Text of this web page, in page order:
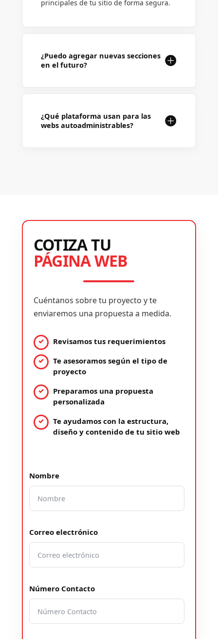
principales de tu sitio de forma segura.
¿Puedo agregar nuevas secciones
en el futuro?
¿Qué plataforma usan para las
webs autoadministrables?
COTIZA TU
PÁGINA WEB
Cuéntanos sobre tu proyecto y te
enviaremos una propuesta a medida.
Revisamos tus requerimientos
Te asesoramos según el tipo de
proyecto
Preparamos una propuesta
personalizada
Te ayudamos con la estructura,
diseño y contenido de tu sitio web
Nombre
Correo electrónico
Número Contacto